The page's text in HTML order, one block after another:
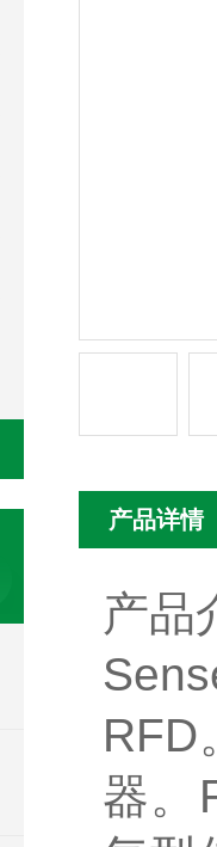
产品详情
产品
RFD
器。